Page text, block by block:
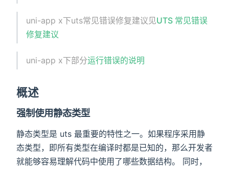
uni-app x下uts常见错误修复建议见UTS 常见错误
修复建议
uni-app x下部分运行错误的说明
概述
强制使用静态类型
静态类型是 uts 最重要的特性之一。如果程序采用静
态类型，即所有类型在编译时都是已知的，那么开发者
就能够容易理解代码中使用了哪些数据结构。 同时，